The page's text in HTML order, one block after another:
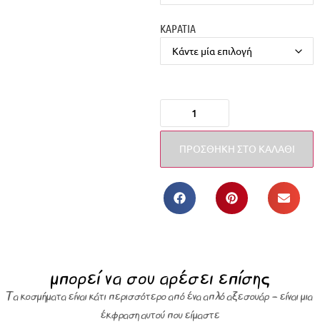
ΚΑΡΑΤΙΑ
ΠΡΟΣΘΉΚΗ ΣΤΟ ΚΑΛΆΘΙ
μπορεί να σου αρέσει επίσης
Τα κοσμήματα είναι κάτι περισσότερο από ένα απλό αξεσουάρ – είναι μια
έκφραση αυτού που είμαστε